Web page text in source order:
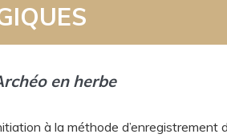
en herbe
à la méthode d’enregistrement